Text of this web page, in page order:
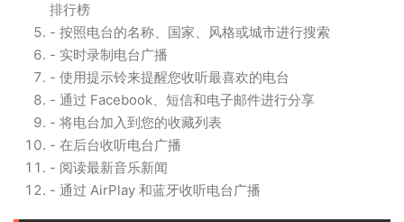
排行榜
- 按照电台的名称、国家、风格或城市进行搜索
- 实时录制电台广播
- 使用提示铃来提醒您收听最喜欢的电台
- 通过 Facebook、短信和电子邮件进行分享
- 将电台加入到您的收藏列表
- 在后台收听电台广播
- 阅读最新音乐新闻
- 通过 AirPlay 和蓝牙收听电台广播